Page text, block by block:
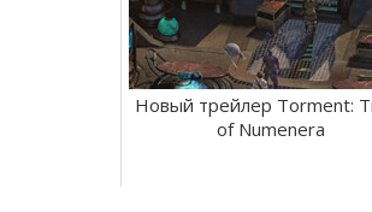
Новый трейлер Torment:
of Numenera